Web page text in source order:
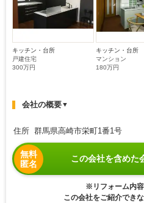
キッチン・台所
戸建住宅
300万円
キッチン・台所
マンション
180万円
会社の概要▼
住所 群馬県高崎市栄町1番1号
無料
匿名
この会社を含めた
※リフォーム内容
この会社をご紹介でき